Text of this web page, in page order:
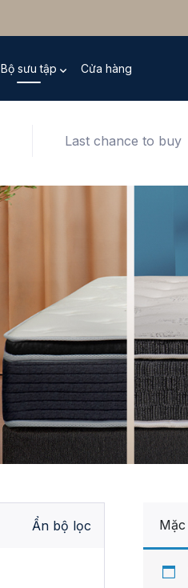
Bộ sưu tập Cửa hàng
Last chance to buy
Ẩn bộ lọc